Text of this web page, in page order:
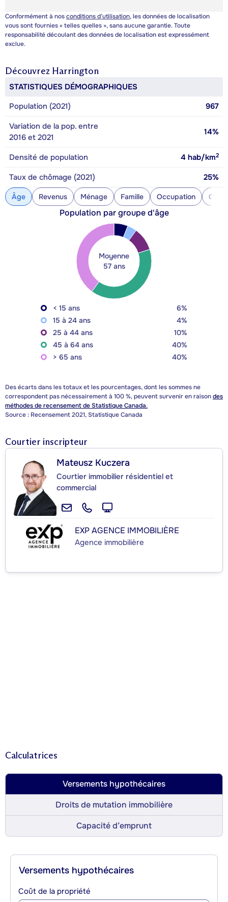
Conformément à nosconditions d’utilisation, les données de localisation
vous sont fournies « telles quelles », sans aucune garantie. Toute
responsabilité découlant des données de localisation est expressément
exclue.
Découvrez Harrington
STATISTIQUES DÉMOGRAPHIQUES
Population (2021)
967
Variation de la pop. entre
2016 et 2021
14%
Densité de population 4 hab/km2
Taux de chômage (2021) 25%
Âge Revenus Ménage Famille Occupation
Population par groupe d'âge
Moyenne
57 ans
< 15 ans
6%
15 à 24 ans
4%
25 à 44 ans
10%
45 à 64 ans
40%
> 65 ans
40%
Des écarts dans les totaux et les pourcentages, dont les sommes ne
correspondent pas nécessairement à 100 %, peuvent survenir en raisondes
méthodes de recensement de Statistique Canada.
Source : Recensement 2021, Statistique Canada
Courtier inscripteur
Mateusz Kuczera
Courtier immobilier résidentiel et
commercial
EXP AGENCE IMMOBILIÈRE
Agence immobilière
Calculatrices
Versements hypothécaires
Droits de mutation immobilière
Capacité d’emprunt
Versements hypothécaires
Coût de la propriété